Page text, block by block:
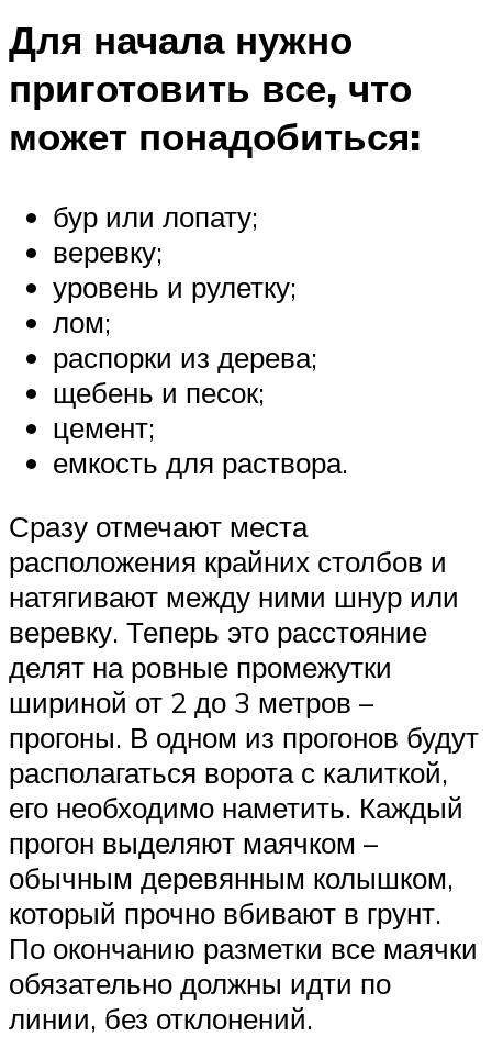
Для начала нужно
приготовить все, что
может понадобиться:
бур или лопату;
веревку;
уровень и рулетку;
лом;
распорки из дерева;
щебень и песок;
цемент;
емкость для раствора.
Сразу отмечают места
расположения крайних столбов и
натягивают между ними шнур или
веревку. Теперь это расстояние
делят на ровные промежутки
шириной от 2 до 3 метров –
прогоны. В одном из прогонов будут
располагаться ворота с калиткой,
его необходимо наметить. Каждый
прогон выделяют маячком –
обычным деревянным колышком,
который прочно вбивают в грунт.
По окончанию разметки все маячки
обязательно должны идти по
линии, без отклонений.